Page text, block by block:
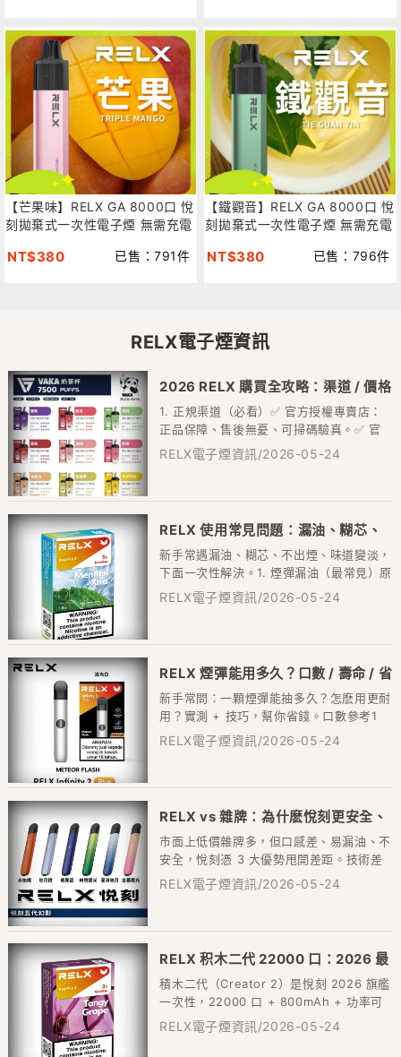
【芒果味】RELX GA 8000口 悅
刻拋棄式一次性電子煙 無需充電
NT$380 已售：791件
【鐵觀音】RELX GA 8000口 悅
刻拋棄式一次性電子煙 無需充電
NT$380 已售：796件
RELX電子煙資訊
2026 RELX 購買全攻略：渠道 / 價格
/ 避坑 / 新手禮包
1. 正規渠道（必看）✅ 官方授權專賣店：
正品保障、售後無憂、可掃碼驗真。✅ 官
方小程序 / APP：線上正品、快遞保密...
RELX電子煙資訊/2026-05-24
RELX 使用常見問題：漏油、糊芯、
不出煙，一次搞定
新手常遇漏油、糊芯、不出煙、味道變淡，
下面一次性解決。1. 煙彈漏油（最常見）原
因：抽吸過猛、倒置、高溫、煙彈老化。解
RELX電子煙資訊/2026-05-24
RELX 煙彈能用多久？口數 / 壽命 / 省
錢技巧全解
新手常問：一顆煙彈能抽多久？怎麽用更耐
用？實測 + 技巧，幫你省錢。口數參考1
代 / 5 代：2ml600–700 口...
RELX電子煙資訊/2026-05-24
RELX vs 雜牌：為什麽悅刻更安全、
更好抽？
市面上低價雜牌多，但口感差、易漏油、不
安全，悅刻憑 3 大優勢甩開差距。技術差
距：悅刻MEGA MESH 網格芯，發熱均...
RELX電子煙資訊/2026-05-24
RELX 积木二代 22000 口：2026 最
强一次性，重度用户福音
積木二代（Creator 2）是悅刻 2026 旗艦
一次性，22000 口 + 800mAh + 功率可
調，重度用戶首選...
RELX電子煙資訊/2026-05-24